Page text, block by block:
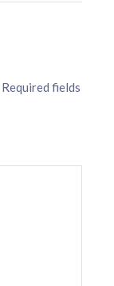
Required fields